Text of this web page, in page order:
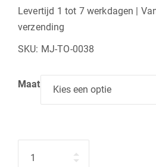
Levertijd 1 tot 7 werkdagen |
verzending
SKU: MJ-TO-0038
Maat